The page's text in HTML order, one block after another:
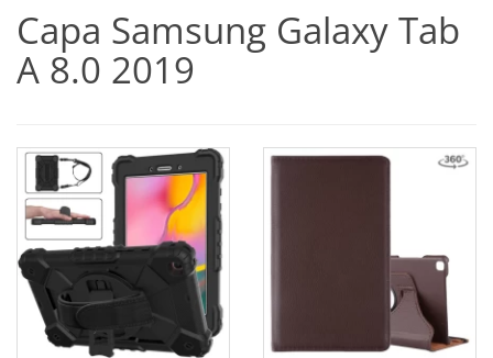
Capa Samsung Galaxy Tab
A 8.0 2019